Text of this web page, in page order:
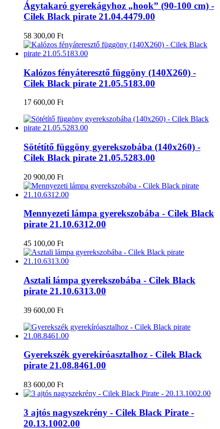
Ágytakaró gyerekágyhoz „hook” (90-100 cm) -
Cilek Black pirate 21.04.4479.00
58 300,00 Ft
Kalózos fényáteresztő függöny (140X260) -
Cilek Black pirate 21.05.5183.00
17 600,00 Ft
Sötétítő függöny gyerekszobába (140x260) -
Cilek Black pirate 21.05.5283.00
20 900,00 Ft
Mennyezeti lámpa gyerekszobába - Cilek Black
pirate 21.10.6312.00
45 100,00 Ft
Asztali lámpa gyerekszobába - Cilek Black
pirate 21.10.6313.00
39 600,00 Ft
Gyerekszék gyerekíróasztalhoz - Cilek Black
pirate 21.08.8461.00
83 600,00 Ft
3 ajtós nagyszekrény - Cilek Black Pirate -
20.13.1002.00